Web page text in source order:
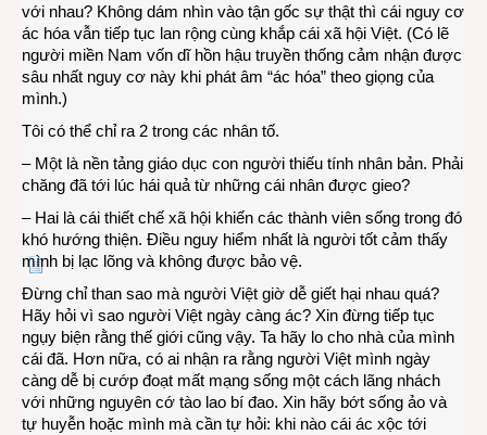
với nhau? Không dám nhìn vào tận gốc sự thật thì cái nguy cơ
ác hóa vẫn tiếp tục lan rộng cùng khắp cái xã hội Việt. (Có lẽ
người miền Nam vốn dĩ hồn hậu truyền thống cảm nhận được
sâu nhất nguy cơ này khi phát âm “ác hóa” theo giọng của
mình.)
Tôi có thể chỉ ra 2 trong các nhân tố.
– Một là nền tảng giáo dục con người thiếu tính nhân bản. Phải
chăng đã tới lúc hái quả từ những cái nhân được gieo?
– Hai là cái thiết chế xã hội khiến các thành viên sống trong đó
khó hướng thiện. Điều nguy hiểm nhất là người tốt cảm thấy
mình bị lạc lõng và không được bảo vệ.
Đừng chỉ than sao mà người Việt giờ dễ giết hại nhau quá?
Hãy hỏi vì sao người Việt ngày càng ác? Xin đừng tiếp tục
ngụy biện rằng thế giới cũng vậy. Ta hãy lo cho nhà của mình
cái đã. Hơn nữa, có ai nhận ra rằng người Việt mình ngày
càng dễ bị cướp đoạt mất mạng sống một cách lãng nhách
với những nguyên cớ tào lao bí đao. Xin hãy bớt sống ảo và
tự huyễn hoặc mình mà cần tự hỏi: khi nào cái ác xộc tới